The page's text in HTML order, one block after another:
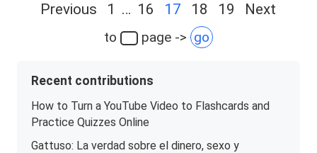
PostsPrevious 1 … 16 17 18 19 Next
to page -> go
Recent contributions
How to Turn a YouTube Video to Flashcards and
Practice Quizzes Online
Gattuso: La verdad sobre el dinero, sexo y